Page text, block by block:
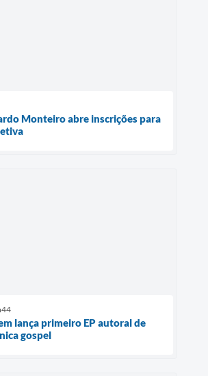
Monteiro abre inscrições para
lança primeiro EP autoral de
gospel